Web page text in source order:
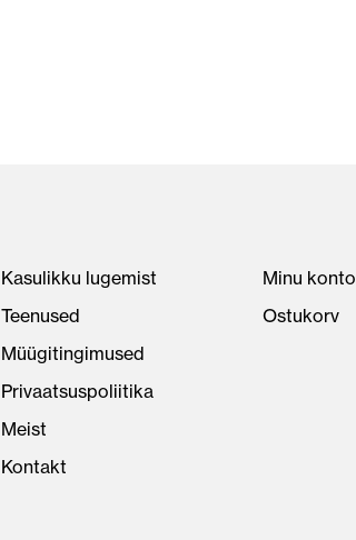
Kasulikku lugemist
Teenused
Müügitingimused
Privaatsuspoliitika
Meist
Kontakt
Minu konto
Ostukorv